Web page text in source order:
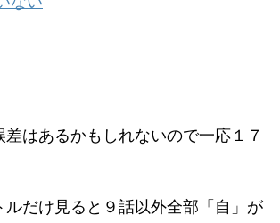
差はあるかもしれないので一応１７
ルだけ見ると９話以外全部「自」が